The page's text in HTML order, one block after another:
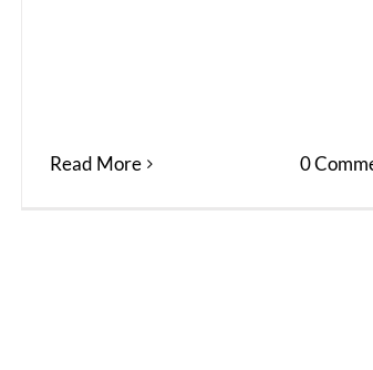
Read More 0